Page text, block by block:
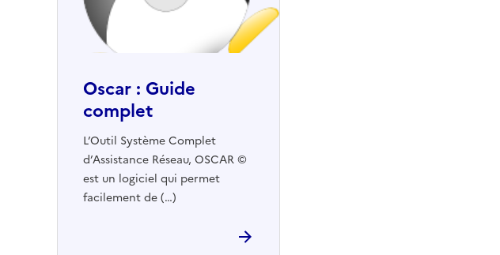
Oscar : Guide
complet
L’Outil Système Complet
d’Assistance Réseau, OSCAR ©
est un logiciel qui permet
facilement de (…)